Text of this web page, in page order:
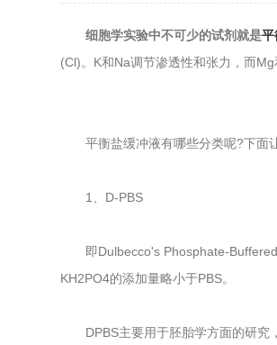
细胞学实验中不可少的试剂就是平
(Cl)。K和Na调节渗透性和张力，而
平衡盐缓冲液有哪些分类呢?下面让
1、D-PBS
即Dulbecco's Phosphate-Buffered
KH2PO4的添加量略小于PBS。
DPBS主要用于胚胎学方面的研究，